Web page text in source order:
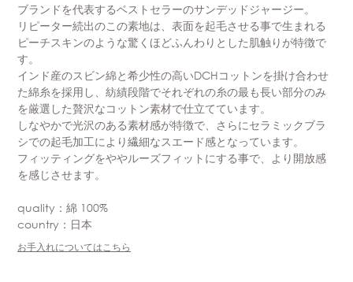
ブランドを代表するベストセラーのサンデッドジャージー。
リピーター続出のこの素地は、表面を起毛させる事で生まれる
ピーチスキンのような驚くほどふんわりとした肌触りが特徴で
す。
インド産のスビン綿と希少性の高いDCHコットンを掛け合わせ
た綿糸を採用し、紡績段階でそれぞれの糸の最も長い部分のみ
を厳選した贅沢なコットン素材で仕立てています。
しなやかで光沢のある素材感が特徴で、さらにセラミックブラ
シでの起毛加工により繊細なスエード感となっています。
フィッティングをややルーズフィットにする事で、より開放感
を感じさせます。
quality：綿 100%
country：日本
お手入れについてはこちら